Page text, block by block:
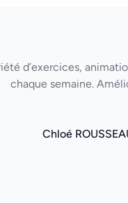
d’exercices,
chaque semaine.
Chloé